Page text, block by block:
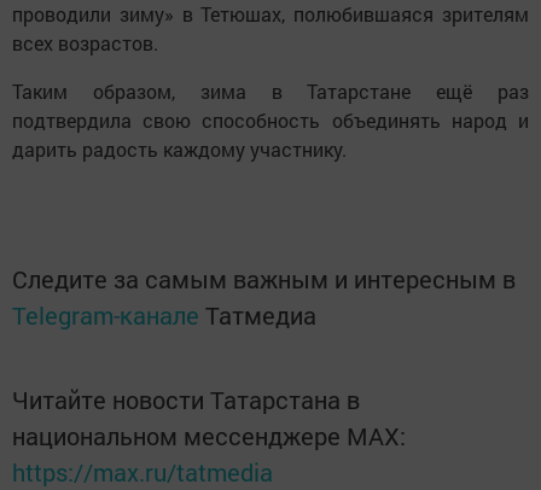
проводили зиму» в Тетюшах, полюбившаяся зрителям
всех возрастов.
Таким образом, зима в Татарстане ещё раз
подтвердила свою способность объединять народ и
дарить радость каждому участнику.
Следите за самым важным и интересным в
Telegram-канале Татмедиа
Читайте новости Татарстана в
национальном мессенджере MАХ:
https://max.ru/tatmedia